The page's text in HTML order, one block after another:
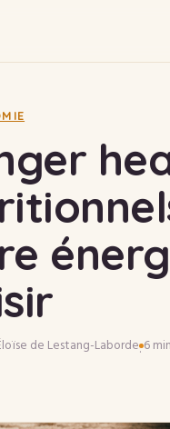
de Lestang-Laborde·6